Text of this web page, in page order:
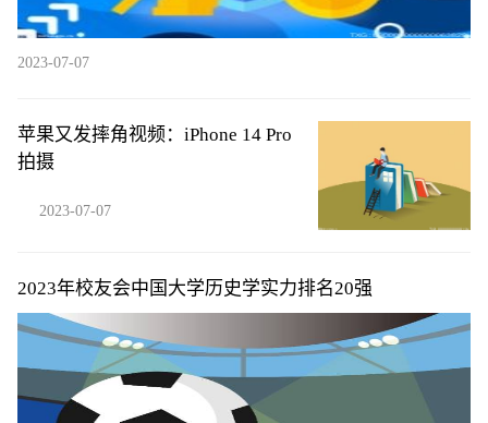
2023-07-07
苹果又发摔角视频：iPhone 14 Pro
拍摄
2023-07-07
2023年校友会中国大学历史学实力排名20强